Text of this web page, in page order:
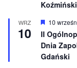
WRZ
10
W
y
r
ó
ż
n
10
II
Dnia
Gdański